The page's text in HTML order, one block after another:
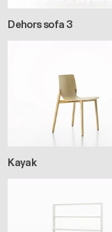
Dehors sofa 3
Kayak